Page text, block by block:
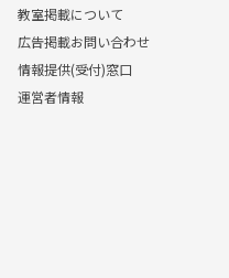
教室掲載について
広告掲載お問い合わせ
情報提供(受付)窓口
運営者情報